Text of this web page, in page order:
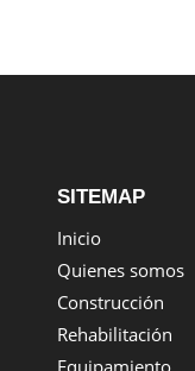
SITEMAP
Inicio
Quienes somos
Construcción
Rehabilitación